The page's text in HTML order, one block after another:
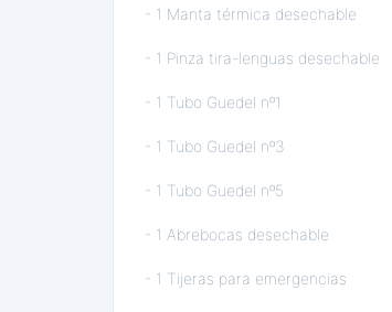
- 1 Manta térmica desechable
- 1 Pinza tira-lenguas desechable
- 1 Tubo Guedel nº1
- 1 Tubo Guedel nº3
- 1 Tubo Guedel nº5
- 1 Abrebocas desechable
- 1 Tijeras para emergencias